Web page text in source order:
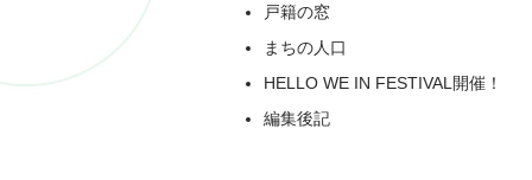
戸籍の窓
まちの人口
HELLO WE IN FESTIVAL開催！
編集後記